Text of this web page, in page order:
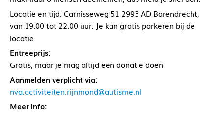
Locatie en tijd: Carnisseweg 51 2993 AD Barendrecht,
van 19.00 tot 22.00 uur. Je kan gratis parkeren bij de
locatie
Entreeprijs:
Gratis, maar je mag altijd een donatie doen
Aanmelden verplicht via:
nva.activiteiten.rijnmond@autisme.nl
Meer info: